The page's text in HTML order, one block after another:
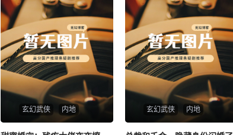
玄幻武侠 内地 玄幻武侠 内地